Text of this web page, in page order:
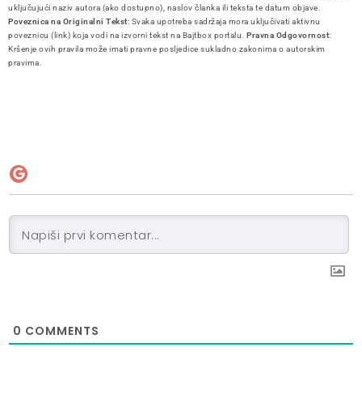
uključujući naziv autora (ako dostupno), naslov članka ili teksta te datum objave.
Poveznica na Originalni Tekst: Svaka upotreba sadržaja mora uključivati aktivnu
poveznicu (link) koja vodi na izvorni tekst na Bajtbox portalu. Pravna Odgovornost:
Kršenje ovih pravila može imati pravne posljedice sukladno zakonima o autorskim
pravima.
0 COMMENTS